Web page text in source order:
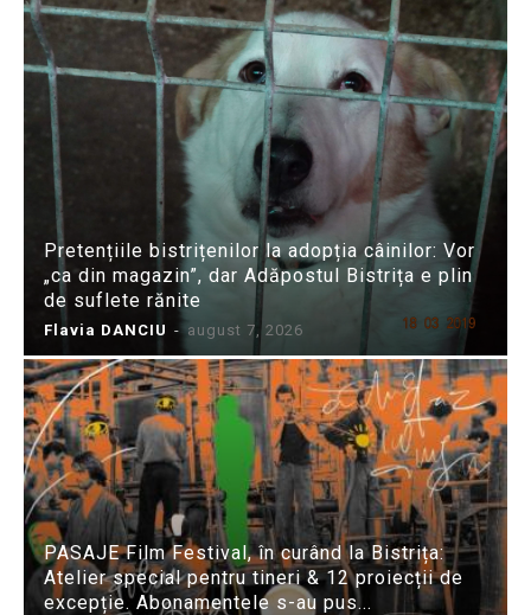
Pretențiile bistrițenilor la adopția câinilor: Vor
„ca din magazin”, dar Adăpostul Bistrița e plin
de suflete rănite
Flavia DANCIU - august 7, 2026
PASAJE Film Festival, în curând la Bistrița:
Atelier special pentru tineri & 12 proiecții de
excepție. Abonamentele s-au pus...